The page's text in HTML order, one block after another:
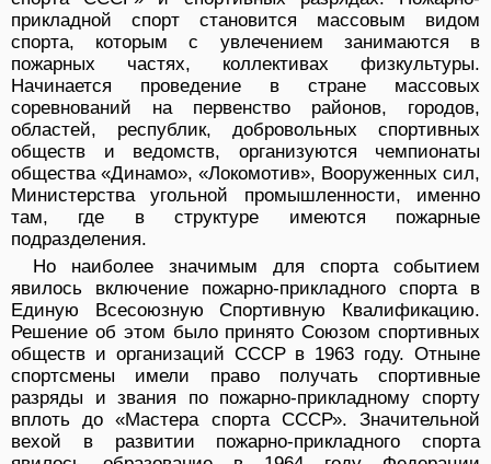
прикладной спорт становится массовым видом
спорта, которым с увлечением занимаются в
пожарных частях, коллективах физкультуры.
Начинается проведение в стране массовых
соревнований на первенство районов, городов,
областей, республик, добровольных спортивных
обществ и ведомств, организуются чемпионаты
общества «Динамо», «Локомотив», Вооруженных сил,
Министерства угольной промышленности, именно
там, где в структуре имеются пожарные
подразделения.
Но наиболее значимым для спорта событием
явилось включение пожарно-прикладного спорта в
Единую Всесоюзную Спортивную Квалификацию.
Решение об этом было принято Союзом спортивных
обществ и организаций СССР в 1963 году. Отныне
спортсмены имели право получать спортивные
разряды и звания по пожарно-прикладному спорту
вплоть до «Мастера спорта СССР». Значительной
вехой в развитии пожарно-прикладного спорта